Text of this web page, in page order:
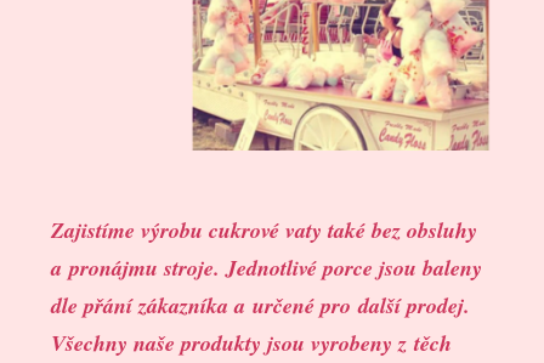
Zajistíme výrobu cukrové vaty také bez obsluhy
a pronájmu stroje. Jednotlivé porce jsou baleny
dle přání zákazníka a určené pro další prodej.
Všechny naše produkty jsou vyrobeny z těch